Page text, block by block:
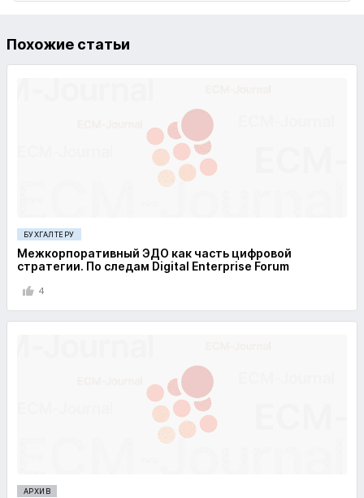
Похожие статьи
БУХГАЛТЕРУ
Межкорпоративный ЭДО как часть цифровой
стратегии. По следам Digital Enterprise Forum
4
АРХИВ